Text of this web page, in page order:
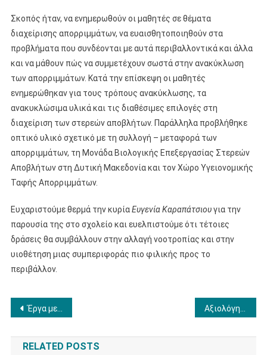
Σκοπός ήταν, να ενημερωθούν οι μαθητές σε θέματα
διαχείρισης απορριμμάτων, να ευαισθητοποιηθούν στα
προβλήματα που συνδέονται με αυτά περιβαλλοντικά και άλλα
και να μάθουν πώς να συμμετέχουν σωστά στην ανακύκλωση
των απορριμμάτων. Κατά την επίσκεψη οι μαθητές
ενημερώθηκαν για τους τρόπους ανακύκλωσης, τα
ανακυκλώσιμα υλικά και τις διαθέσιμες επιλογές στη
διαχείριση των στερεών αποβλήτων. Παράλληλα προβλήθηκε
οπτικό υλικό σχετικό με τη συλλογή – μεταφορά των
απορριμμάτων, τη Μονάδα Βιολογικής Επεξεργασίας Στερεών
Αποβλήτων στη Δυτική Μακεδονία και τον Χώρο Υγειονομικής
Ταφής Απορριμμάτων.
Ευχαριστούμε θερμά την κυρίαΕυγενία Καραπάτσιουγια την
παρουσία της στο σχολείο και ευελπιστούμε ότι τέτοιες
δράσεις θα συμβάλλουν στην αλλαγή νοοτροπίας και στην
υιοθέτηση μιας συμπεριφοράς πιο φιλικής προς το
περιβάλλον.
Πλοήγηση
άρθρων
Έργα με αναπληρωτές στα προγράμματα ΕΣΠΑ Αξιολόγηση ερωτηματολογίου εισόδου Γ΄ γυμνασίου 2022-2023
RELATED POSTS